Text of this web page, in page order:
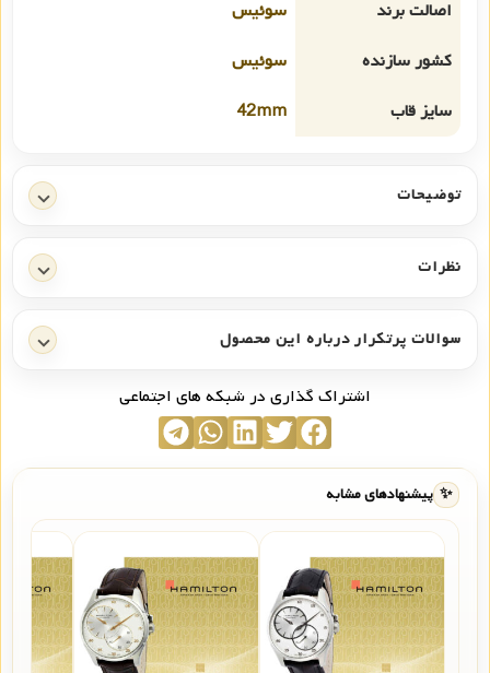
اصالت برند
سوئیس
کشور سازنده
سوئیس
سایز قاب
42mm
توضیحات
نظرات
سوالات پرتکرار درباره این محصول
اشتراک گذاری در شبکه های اجتماعی
✨ پیشنهادهای مشابه